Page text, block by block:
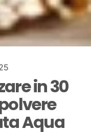
in 30
Aqua